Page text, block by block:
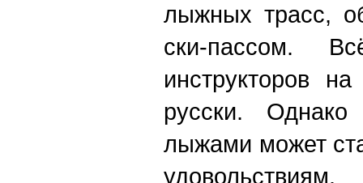
лыжных трасс,
ски-пассом.
инструкторов
русски.
лыжами может
удовольствиям.